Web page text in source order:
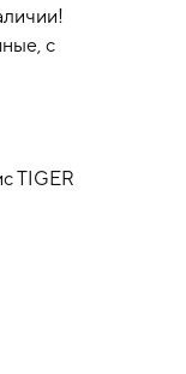
с
TIGER